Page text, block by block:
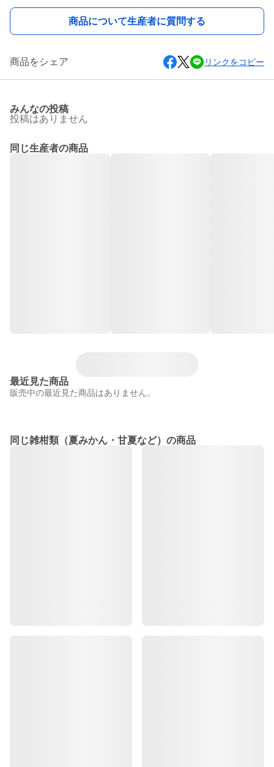
商品について生産者に質問する
商品をシェア リンクをコピー
みんなの投稿
投稿はありません
同じ生産者の商品
最近見た商品
販売中の最近見た商品はありません。
同じ雑柑類（夏みかん・甘夏など）の商品